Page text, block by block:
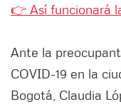
👉 Así funcionará
Ante la
COVID-19 en la
Bogotá, Claudia